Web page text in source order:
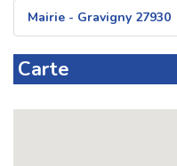
Mairie - Gravigny 27930
Carte